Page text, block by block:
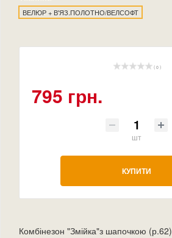
ВЕЛЮР + В'ЯЗ.ПОЛОТНО/ВЕЛСОФТ
( 0 )
795 грн.
шт
КУПИТИ
Комбінезон "Змійка"з шапочкою (р.62)